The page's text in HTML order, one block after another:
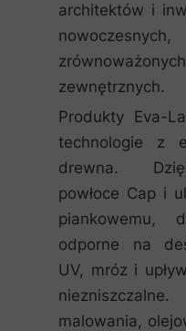
architektów i
zewnętrznych.
Produkty Eva-
technologie z
drewna.
powłoce Cap i
piankowemu,
odporne na
UV, mróz i
malowania,